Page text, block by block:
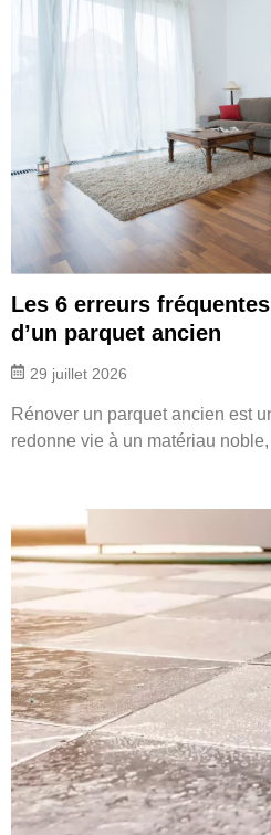
Les 6 erreurs
d’un parquet ancien
29 juillet 2026
Rénover un parquet ancien est
redonne vie à un matériau